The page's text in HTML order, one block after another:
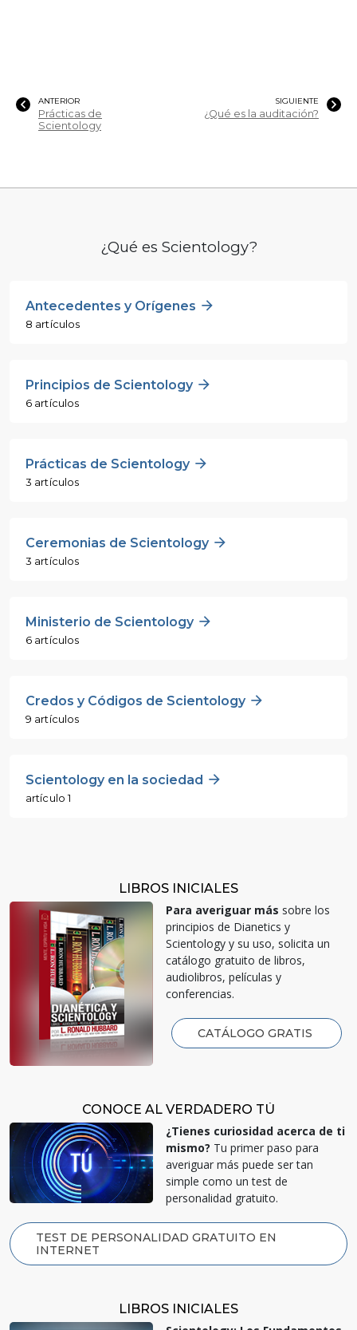
ANTERIOR
Prácticas de
Scientology
SIGUIENTE
¿Qué es la auditación?
¿Qué es Scientology?
Antecedentes y Orígenes
8 artículos
Principios de Scientology
6 artículos
Prácticas de Scientology
3 artículos
Ceremonias de Scientology
3 artículos
Ministerio de Scientology
6 artículos
Credos y Códigos de Scientology
9 artículos
Scientology en la sociedad
artículo 1
LIBROS INICIALES
Para averiguar más sobre los
principios de Dianetics y
Scientology y su uso, solicita un
catálogo gratuito de libros,
audiolibros, películas y
conferencias.
CATÁLOGO GRATIS
CONOCE AL VERDADERO TÚ
¿Tienes curiosidad acerca de ti
mismo? Tu primer paso para
averiguar más puede ser tan
simple como un test de
personalidad gratuito.
TEST DE PERSONALIDAD GRATUITO EN
INTERNET
LIBROS INICIALES